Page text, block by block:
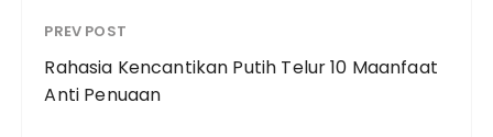
PREV POST
Rahasia Kencantikan Putih Telur 10 Maanfaat
Anti Penuaan